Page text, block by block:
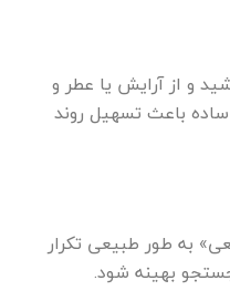
و از آرایش یا عطر و
باعث تسهیل روند
به طور طبیعی تکرار
بهینه شود.